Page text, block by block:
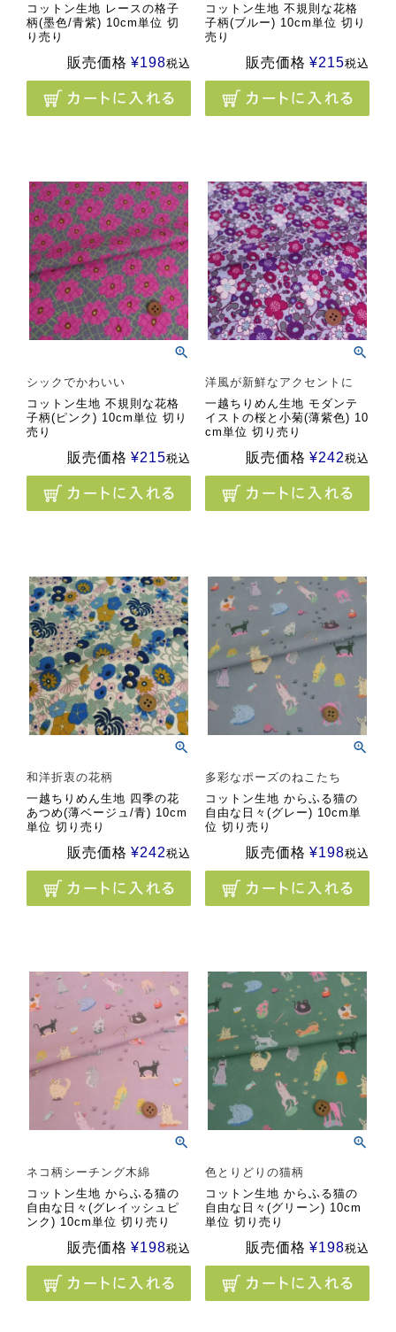
コットン生地 レースの格子
柄(墨色/青紫) 10cm単位 切
り売り
販売価格 ¥198税込
コットン生地 不規則な花格
子柄(ブルー) 10cm単位 切り
売り
販売価格 ¥215税込
シックでかわいい
コットン生地 不規則な花格
子柄(ピンク) 10cm単位 切り
売り
販売価格 ¥215税込
洋風が新鮮なアクセントに
一越ちりめん生地 モダンテ
イストの桜と小菊(薄紫色) 10
cm単位 切り売り
販売価格 ¥242税込
和洋折衷の花柄
一越ちりめん生地 四季の花
あつめ(薄ベージュ/青) 10cm
単位 切り売り
販売価格 ¥242税込
多彩なポーズのねこたち
コットン生地 からふる猫の
自由な日々(グレー) 10cm単
位 切り売り
販売価格 ¥198税込
ネコ柄シーチング木綿
コットン生地 からふる猫の
自由な日々(グレイッシュピ
ンク) 10cm単位 切り売り
販売価格 ¥198税込
色とりどりの猫柄
コットン生地 からふる猫の
自由な日々(グリーン) 10cm
単位 切り売り
販売価格 ¥198税込